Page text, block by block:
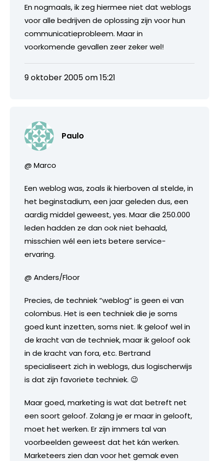
En nogmaals, ik zeg hiermee niet dat weblogs
voor alle bedrijven de oplossing zijn voor hun
communicatieprobleem. Maar in
voorkomende gevallen zeer zeker wel!
9 oktober 2005 om 15:21
Paulo
@ Marco
Een weblog was, zoals ik hierboven al stelde, in
het beginstadium, een jaar geleden dus, een
aardig middel geweest, yes. Maar die 250.000
leden hadden ze dan ook niet behaald,
misschien wél een iets betere service-
ervaring.
@ Anders/Floor
Precies, de techniek “weblog” is geen ei van
colombus. Het is een techniek die je soms
goed kunt inzetten, soms niet. Ik geloof wel in
de kracht van de techniek, maar ik geloof ook
in de kracht van fora, etc. Bertrand
specialiseert zich in weblogs, dus logischerwijs
is dat zijn favoriete techniek. 😉
Maar goed, marketing is wat dat betreft net
een soort geloof. Zolang je er maar in gelooft,
moet het werken. Er zijn immers tal van
voorbeelden geweest dat het kán werken.
Marketeers zien dan voor het gemak even